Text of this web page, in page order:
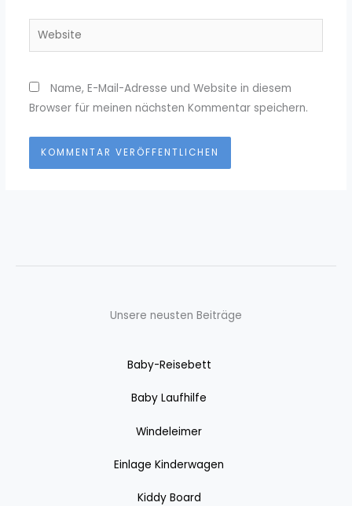
Website
Name, E-Mail-Adresse und Website in diesem
Browser für meinen nächsten Kommentar speichern.
Unsere neusten Beiträge
Baby-Reisebett
Baby Laufhilfe
Windeleimer
Einlage Kinderwagen
Kiddy Board